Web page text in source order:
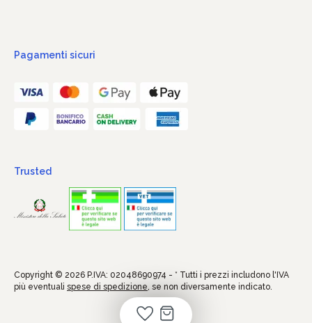
Pagamenti sicuri
Trusted
Copyright © 2026 P.IVA: 02048690974 - * Tutti i prezzi includono l'IVA
più eventuali spese di spedizione, se non diversamente indicato.